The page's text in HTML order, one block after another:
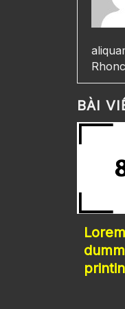
BÀI